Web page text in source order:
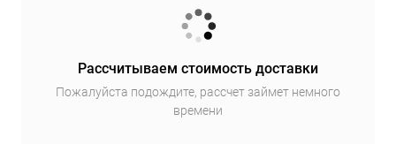
Рассчитываем стоимость доставки
Пожалуйста подождите, рассчет займет немного
времени